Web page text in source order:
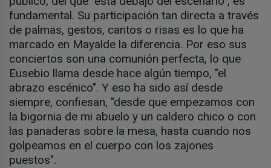
fundamental. Su participación tan directa a través
de palmas, gestos, cantos o risas es lo que ha
marcado en Mayalde la diferencia. Por eso sus
conciertos son una comunión perfecta, lo que
Eusebio llama desde hace algún tiempo, "el
abrazo escénico". Y eso ha sido así desde
siempre, confiesan, "desde que empezamos con
la bigornia de mi abuelo y un caldero chico o con
las panaderas sobre la mesa, hasta cuando nos
golpeamos en el cuerpo con los zajones
puestos".